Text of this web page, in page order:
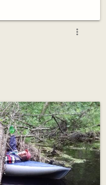
more_vert